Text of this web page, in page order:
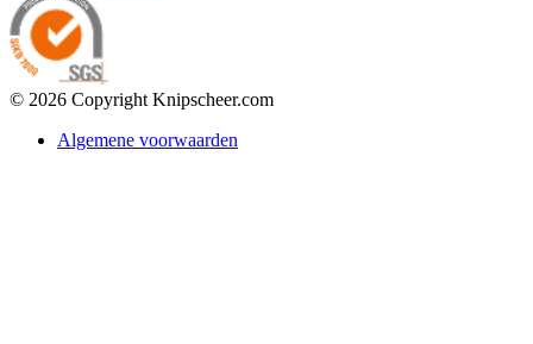
© 2026 Copyright Knipscheer.com
Algemene voorwaarden